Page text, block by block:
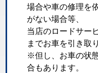
場合や車の修理を
がない場合等、
当店のロードサー
までお車を引き取
※但し、お車の状
合もあります。